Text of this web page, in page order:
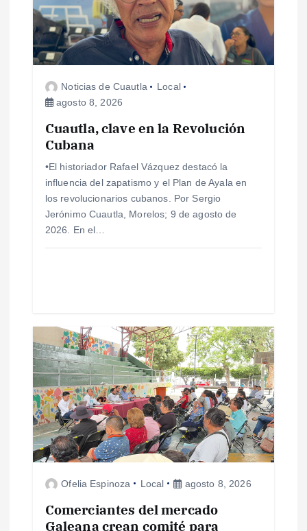
d
e
s
Noticias de Cuautla
Local
agosto 8, 2026
Cuautla, clave en la Revolución
Cubana
•El historiador Rafael Vázquez destacó la
influencia del zapatismo y el Plan de Ayala en
los revolucionarios cubanos. Por Sergio
Jerónimo Cuautla, Morelos; 9 de agosto de
2026. En el…
Ofelia Espinoza Local agosto 8, 2026
Comerciantes del mercado
Galeana crean comité para